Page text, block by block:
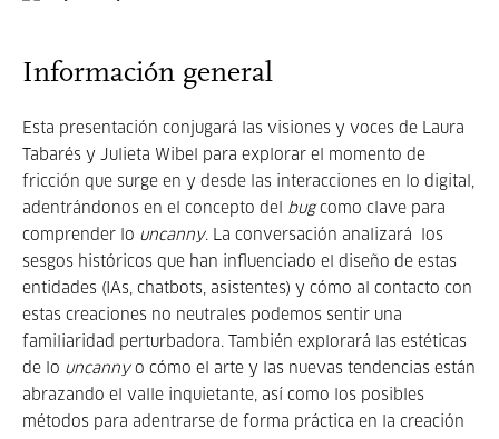
Información general
Esta presentación conjugará las visiones y voces de Laura
Tabarés y Julieta Wibel para explorar el momento de
fricción que surge en y desde las interacciones en lo digital,
adentrándonos en el concepto del bugcomo clave para
comprender lo uncanny. La conversación analizará los
sesgos históricos que han influenciado el diseño de estas
entidades (IAs, chatbots, asistentes) y cómo al contacto con
estas creaciones no neutrales podemos sentir una
familiaridad perturbadora. También explorará las estéticas
de lo uncannyo cómo el arte y las nuevas tendencias están
abrazando el valle inquietante, así como los posibles
métodos para adentrarse de forma práctica en la creación